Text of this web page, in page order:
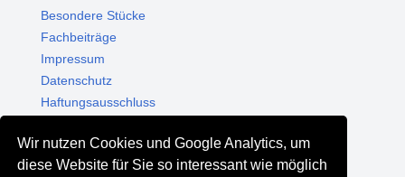
Wir nutzen Cookies und Google Analytics, um
diese Website für Sie so interessant wie möglich
Besondere Stücke
Fachbeiträge
Impressum
Datenschutz
Haftungsausschluss
Shop - Online kaufen
Münzgalerie München